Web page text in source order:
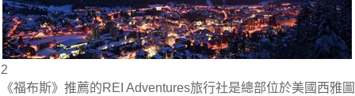
2
《福布斯》推薦的REI Adventures旅行社是總部位於美國西雅圖